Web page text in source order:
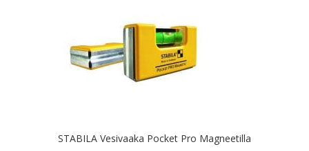
STABILA Vesivaaka Pocket Pro Magneetilla